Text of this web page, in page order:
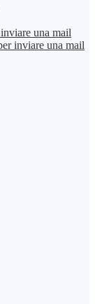
una mail
inviare una mail